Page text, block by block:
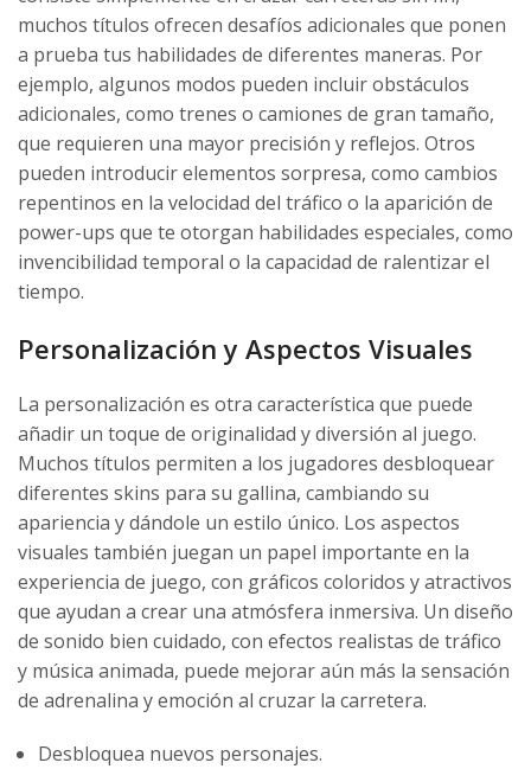
muchos títulos ofrecen desafíos adicionales que ponen
a prueba tus habilidades de diferentes maneras. Por
ejemplo, algunos modos pueden incluir obstáculos
adicionales, como trenes o camiones de gran tamaño,
que requieren una mayor precisión y reflejos. Otros
pueden introducir elementos sorpresa, como cambios
repentinos en la velocidad del tráfico o la aparición de
power-ups que te otorgan habilidades especiales, como
invencibilidad temporal o la capacidad de ralentizar el
tiempo.
Personalización y Aspectos Visuales
La personalización es otra característica que puede
añadir un toque de originalidad y diversión al juego.
Muchos títulos permiten a los jugadores desbloquear
diferentes skins para su gallina, cambiando su
apariencia y dándole un estilo único. Los aspectos
visuales también juegan un papel importante en la
experiencia de juego, con gráficos coloridos y atractivos
que ayudan a crear una atmósfera inmersiva. Un diseño
de sonido bien cuidado, con efectos realistas de tráfico
y música animada, puede mejorar aún más la sensación
de adrenalina y emoción al cruzar la carretera.
Desbloquea nuevos personajes.